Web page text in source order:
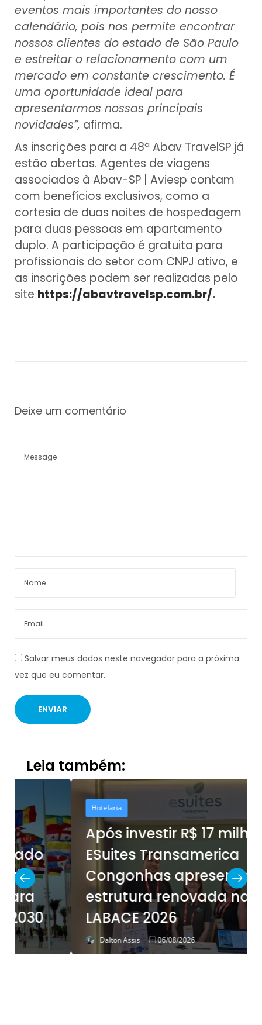
eventos mais importantes do nosso
calendário, pois nos permite encontrar
nossos clientes do estado de São Paulo
e estreitar o relacionamento com um
mercado em constante crescimento. É
uma oportunidade ideal para
apresentarmos nossas principais
novidades”, afirma.
As inscrições para a 48ª Abav TravelSP já
estão abertas. Agentes de viagens
associados à Abav-SP | Aviesp contam
com benefícios exclusivos, como a
cortesia de duas noites de hospedagem
para duas pessoas em apartamento
duplo. A participação é gratuita para
profissionais do setor com CNPJ ativo, e
as inscrições podem ser realizadas pelo
site https://abavtravelsp.com.br/.
Deixe um comentário
Salvar meus dados neste navegador para a próxima
vez que eu comentar.
Leia também:
Hotelaria
Após investir R$ 17 milhões,
ESuites Transamerica
Congonhas apresenta
estrutura renovada na
LABACE 2026
Dalton Assis 06/08/2026